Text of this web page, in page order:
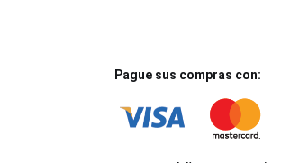
Pague sus compras con: